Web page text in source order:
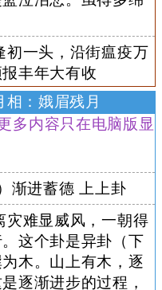
初一头，沿街瘟疫万
丰年大有收
：娥眉残月
多内容只在电脑版显
渐进蓄德 上上卦
灾难显威风，一朝得
这个卦是异卦（下
木。山上有木，逐
逐渐进步的过程，